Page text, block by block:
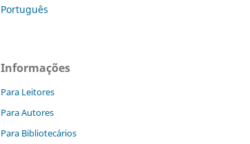
Português
Informações
Para Leitores
Para Autores
Para Bibliotecários